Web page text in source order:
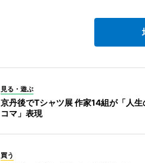
見る・遊ぶ
京丹後でTシャツ展 作家14組が「人生
コマ」表現
買う